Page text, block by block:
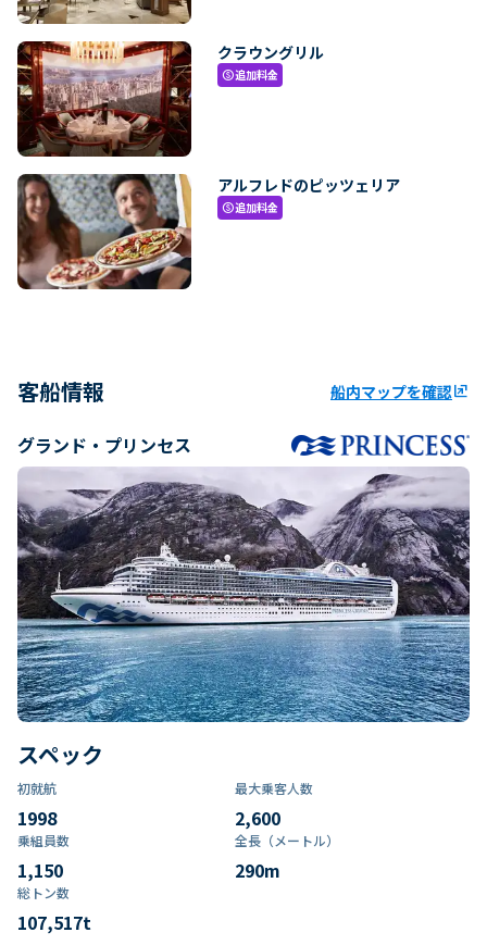
クラウングリル
paid追加料金
アルフレドのピッツェリア
paid追加料金
客船情報 船内マップを確認ungroup
グランド・プリンセス
スペック
初就航
1998
最大乗客人数
2,600
乗組員数​
1,150
全長（メートル）
290m
総トン数​
107,517t